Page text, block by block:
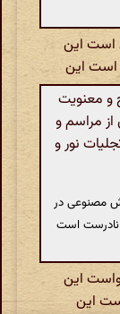
است این
است این
و معنویت
مراسم و
نور و
مصنوعی در
نادرست است
این
این